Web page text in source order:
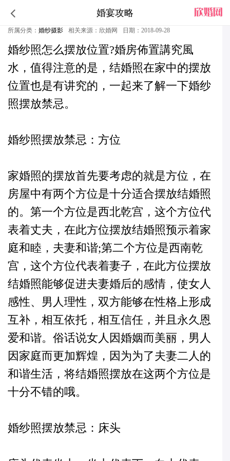
婚宴攻略
关于婚纱照位置摆放的几点禁忌
所属分类： 婚纱摄影 相关来源：欣婚网 日期：2018-09-28
婚纱照怎么摆放位置?婚房佈置講究風
水，值得注意的是，结婚照在家中的摆放
位置也是有讲究的，一起来了解一下婚纱
照摆放禁忌。
婚纱照摆放禁忌：方位
家婚照的摆放首先要考虑的就是方位，在
房屋中有两个方位是十分适合摆放结婚照
的。第一个方位是西北乾宫，这个方位代
表着丈夫，在此方位摆放结婚照预示着家
庭和睦，夫妻和谐;第二个方位是西南乾
宫，这个方位代表着妻子，在此方位摆放
结婚照能够促进夫妻婚后的感情，使女人
感性、男人理性，双方能够在性格上形成
互补，相互依托，相互信任，并且永久恩
爱和谐。俗话说女人因婚姻而美丽，男人
因家庭而更加辉煌，因为为了夫妻二人的
和谐生活，将结婚照摆放在这两个方位是
十分不错的哦。
婚纱照摆放禁忌：床头